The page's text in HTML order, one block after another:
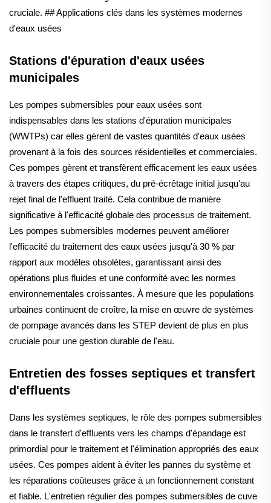
cruciale. ## Applications clés dans les systèmes modernes
d'eaux usées
Stations d'épuration d'eaux usées
municipales
Les pompes submersibles pour eaux usées sont
indispensables dans les stations d'épuration municipales
(WWTPs) car elles gèrent de vastes quantités d'eaux usées
provenant à la fois des sources résidentielles et commerciales.
Ces pompes gèrent et transfèrent efficacement les eaux usées
à travers des étapes critiques, du pré-écrêtage initial jusqu'au
rejet final de l'effluent traité. Cela contribue de manière
significative à l'efficacité globale des processus de traitement.
Les pompes submersibles modernes peuvent améliorer
l'efficacité du traitement des eaux usées jusqu'à 30 % par
rapport aux modèles obsolètes, garantissant ainsi des
opérations plus fluides et une conformité avec les normes
environnementales croissantes. À mesure que les populations
urbaines continuent de croître, la mise en œuvre de systèmes
de pompage avancés dans les STEP devient de plus en plus
cruciale pour une gestion durable de l'eau.
Entretien des fosses septiques et transfert
d'effluents
Dans les systèmes septiques, le rôle des pompes submersibles
dans le transfert d'effluents vers les champs d'épandage est
primordial pour le traitement et l'élimination appropriés des eaux
usées. Ces pompes aident à éviter les pannes du système et
les réparations coûteuses grâce à un fonctionnement constant
et fiable. L'entretien régulier des pompes submersibles de cuve